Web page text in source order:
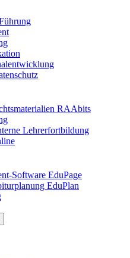
RAAbits
Lehrerfortbildung
Software EduPage
EduPlan